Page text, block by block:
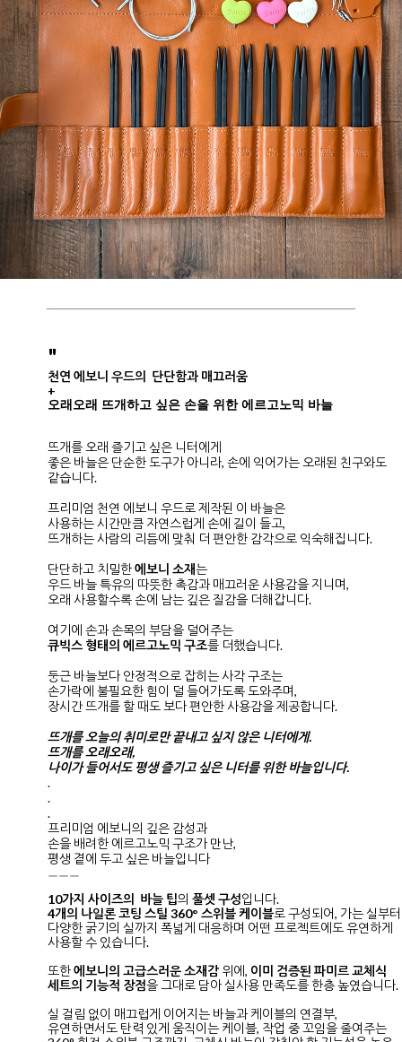
"
천연 에보니 우드의 단단함과 매끄러움
+
오래오래 뜨개하고 싶은 손을 위한 에르고노믹 바늘
뜨개를 오래 즐기고 싶은 니터에게
좋은 바늘은 단순한 도구가 아니라, 손에 익어가는 오래된 친구와도
같습니다.
프리미엄 천연 에보니 우드로 제작된 이 바늘은
사용하는 시간만큼 자연스럽게 손에 길이 들고,
뜨개하는 사람의 리듬에 맞춰 더 편안한 감각으로 익숙해집니다.
단단하고 치밀한에보니 소재는
우드 바늘 특유의 따뜻한 촉감과 매끄러운 사용감을 지니며,
오래 사용할수록 손에 남는 깊은 질감을 더해갑니다.
여기에 손과 손목의 부담을 덜어주는
큐빅스 형태의 에르고노믹 구조를 더했습니다.
둥근 바늘보다 안정적으로 잡히는 사각 구조는
손가락에 불필요한 힘이 덜 들어가도록 도와주며,
장시간 뜨개를 할 때도 보다 편안한 사용감을 제공합니다.
뜨개를 오늘의 취미로만 끝내고 싶지 않은 니터에게.
뜨개를 오래오래,
나이가 들어서도 평생 즐기고 싶은 니터를 위한 바늘입니다.
.
.
.
프리미엄 에보니의 깊은 감성과
손을 배려한 에르고노믹 구조가 만난,
평생 곁에 두고 싶은 바늘입니다
ㅡㅡㅡ
10가지 사이즈의 바늘 팁의 풀셋 구성입니다.
4개의 나일론 코팅 스틸 360° 스위블 케이블로 구성되어, 가는 실부터
다양한 굵기의 실까지 폭넓게 대응하며 어떤 프로젝트에도 유연하게
사용할 수 있습니다.
또한에보니의 고급스러운 소재감 위에, 이미 검증된 파미르 교체식
세트의 기능적 장점을 그대로 담아 실사용 만족도를 한층 높였습니다.
실 걸림 없이 매끄럽게 이어지는 바늘과 케이블의 연결부,
유연하면서도 탄력 있게 움직이는 케이블, 작업 중 꼬임을 줄여주는